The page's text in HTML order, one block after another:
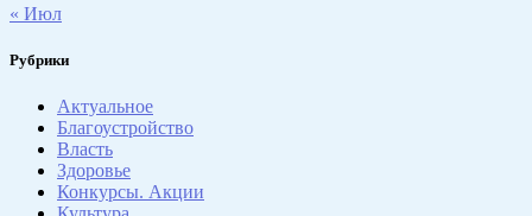
« Июл
Рубрики
Актуальное
Благоустройство
Власть
Здоровье
Конкурсы. Акции